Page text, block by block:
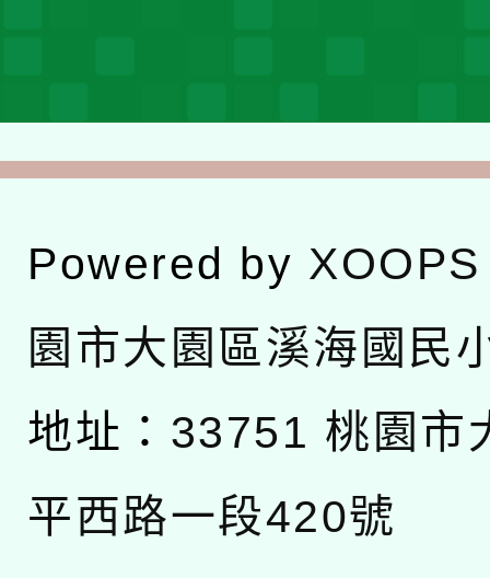
Powered by XOOPS
園市大園區溪海國民
地址： 33751 桃園市
平西路一段420號